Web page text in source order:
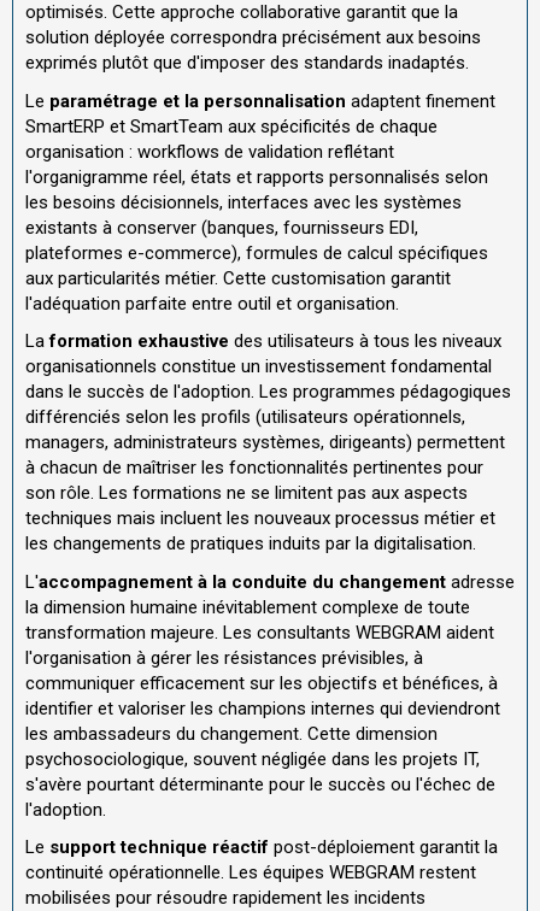
optimisés. Cette approche collaborative garantit que la
solution déployée correspondra précisément aux besoins
exprimés plutôt que d'imposer des standards inadaptés.
Le paramétrage et la personnalisation adaptent finement
SmartERP et SmartTeam aux spécificités de chaque
organisation : workflows de validation reflétant
l'organigramme réel, états et rapports personnalisés selon
les besoins décisionnels, interfaces avec les systèmes
existants à conserver (banques, fournisseurs EDI,
plateformes e-commerce), formules de calcul spécifiques
aux particularités métier. Cette customisation garantit
l'adéquation parfaite entre outil et organisation.
Laformation exhaustive des utilisateurs à tous les niveaux
organisationnels constitue un investissement fondamental
dans le succès de l'adoption. Les programmes pédagogiques
différenciés selon les profils (utilisateurs opérationnels,
managers, administrateurs systèmes, dirigeants) permettent
à chacun de maîtriser les fonctionnalités pertinentes pour
son rôle. Les formations ne se limitent pas aux aspects
techniques mais incluent les nouveaux processus métier et
les changements de pratiques induits par la digitalisation.
L'accompagnement à la conduite du changement adresse
la dimension humaine inévitablement complexe de toute
transformation majeure. Les consultants WEBGRAM aident
l'organisation à gérer les résistances prévisibles, à
communiquer efficacement sur les objectifs et bénéfices, à
identifier et valoriser les champions internes qui deviendront
les ambassadeurs du changement. Cette dimension
psychosociologique, souvent négligée dans les projets IT,
s'avère pourtant déterminante pour le succès ou l'échec de
l'adoption.
Le support technique réactif post-déploiement garantit la
continuité opérationnelle. Les équipes WEBGRAM restent
mobilisées pour résoudre rapidement les incidents